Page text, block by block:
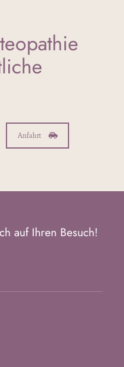
Anfahrt
auf Ihren Besuch!